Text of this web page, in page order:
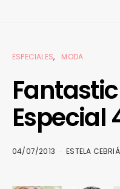
ESPECIALES MODA
Especial
04/07/2013 ESTELA